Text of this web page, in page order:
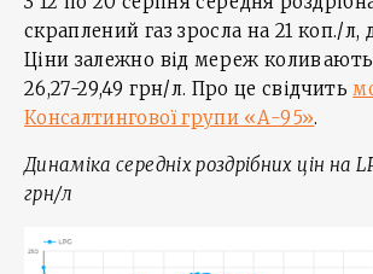
скраплений газ зросла на 21 коп./л,
Ціни залежно від мереж
26,27-29,49 грн/л. Про це свідчить
Консалтингової групи «А-95».
Динаміка середніх роздрібних цін на
грн/л